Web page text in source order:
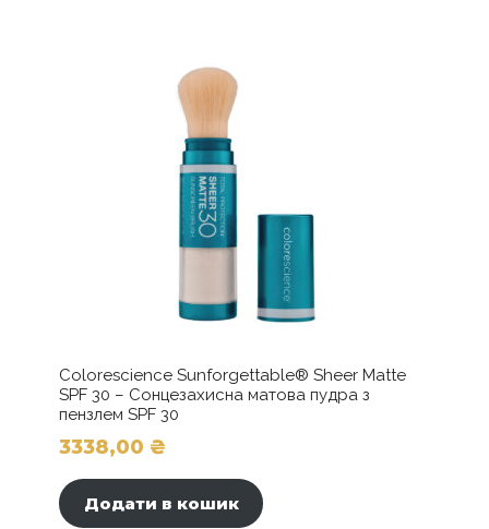
Colorescience Sunforgettable® Sheer Matte
SPF 30 – Сонцезахисна матова пудра з
пензлем SPF 30
3338,00 ₴
Додати в кошик